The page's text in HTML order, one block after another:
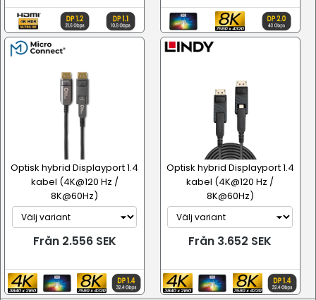
Optisk hybrid Displayport 1.4
kabel (4K@120 Hz /
8K@60Hz)
Från 2.556 SEK
Optisk hybrid Displayport 1.4
kabel (4K@120 Hz /
8K@60Hz)
Från 3.652 SEK